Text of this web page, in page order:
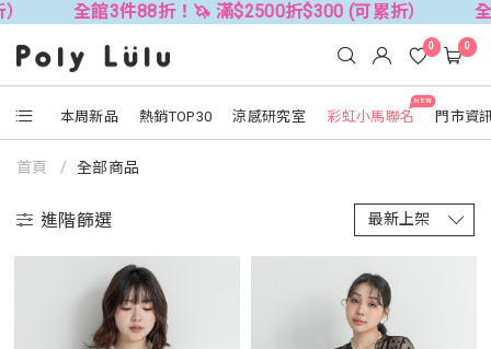
全館3件88折！🦄 滿$2500折$300 (可累折）
本周新品 熱銷TOP30 涼感研究室
NEW
彩虹小馬聯名 門市資
0 0
首頁 全部商品
進階篩選